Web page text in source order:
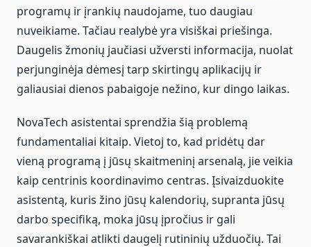
programų ir įrankių naudojame, tuo daugiau
nuveikiame. Tačiau realybė yra visiškai priešinga.
Daugelis žmonių jaučiasi užversti informacija, nuolat
perjunginėja dėmesį tarp skirtingų aplikacijų ir
galiausiai dienos pabaigoje nežino, kur dingo laikas.
NovaTech asistentai sprendžia šią problemą
fundamentaliai kitaip. Vietoj to, kad pridėtų dar
vieną programą į jūsų skaitmeninį arsenalą, jie veikia
kaip centrinis koordinavimo centras. Įsivaizduokite
asistentą, kuris žino jūsų kalendorių, supranta jūsų
darbo specifiką, moka jūsų įpročius ir gali
savarankiškai atlikti daugelį rutininių užduočių. Tai